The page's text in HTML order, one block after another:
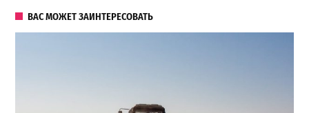
ВАС МОЖЕТ ЗАИНТЕРЕСОВАТЬ